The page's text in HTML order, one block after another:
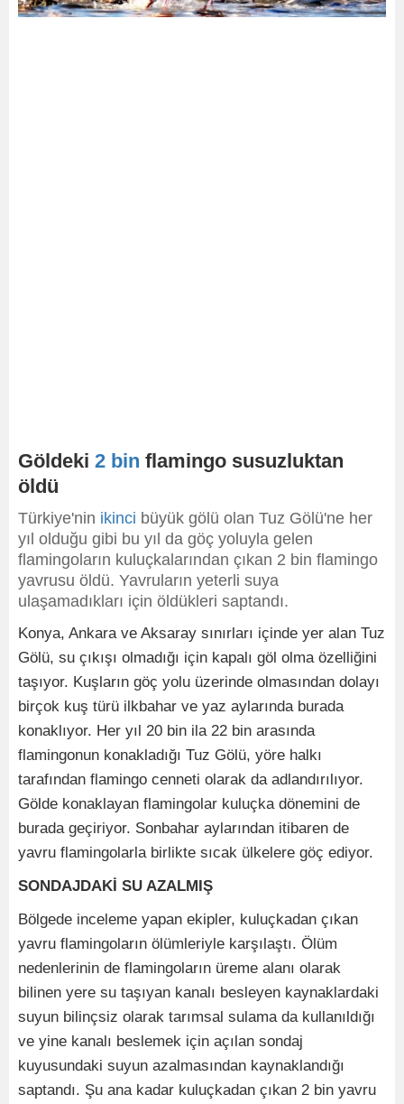
Göldeki 2 bin flamingo susuzluktan
öldü
Türkiye'nin ikinci büyük gölü olan Tuz Gölü'ne her
yıl olduğu gibi bu yıl da göç yoluyla gelen
flamingoların kuluçkalarından çıkan 2 bin flamingo
yavrusu öldü. Yavruların yeterli suya
ulaşamadıkları için öldükleri saptandı.
Konya, Ankara ve Aksaray sınırları içinde yer alan Tuz
Gölü, su çıkışı olmadığı için kapalı göl olma özelliğini
taşıyor. Kuşların göç yolu üzerinde olmasından dolayı
birçok kuş türü ilkbahar ve yaz aylarında burada
konaklıyor. Her yıl 20 bin ila 22 bin arasında
flamingonun konakladığı Tuz Gölü, yöre halkı
tarafından flamingo cenneti olarak da adlandırılıyor.
Gölde konaklayan flamingolar kuluçka dönemini de
burada geçiriyor. Sonbahar aylarından itibaren de
yavru flamingolarla birlikte sıcak ülkelere göç ediyor.
SONDAJDAKİ SU AZALMIŞ
Bölgede inceleme yapan ekipler, kuluçkadan çıkan
yavru flamingoların ölümleriyle karşılaştı. Ölüm
nedenlerinin de flamingoların üreme alanı olarak
bilinen yere su taşıyan kanalı besleyen kaynaklardaki
suyun bilinçsiz olarak tarımsal sulama da kullanıldığı
ve yine kanalı beslemek için açılan sondaj
kuyusundaki suyun azalmasından kaynaklandığı
saptandı. Şu ana kadar kuluçkadan çıkan 2 bin yavru